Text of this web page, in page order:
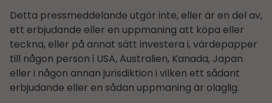
Detta pressmeddelande utgör inte, eller är en del av,
ett erbjudande eller en uppmaning att köpa eller
teckna, eller på annat sätt investera i, värdepapper
till någon person i USA, Australien, Kanada, Japan
eller i någon annan jurisdiktion i vilken ett sådant
erbjudande eller en sådan uppmaning är olaglig.